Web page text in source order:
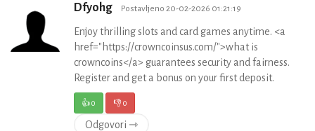
Dfyohg Postavljeno 20-02-2026 01:21:19
Enjoy thrilling slots and card games anytime. <a
href="https://crowncoinsus.com/">what is
crowncoins</a> guarantees security and fairness.
Register and get a bonus on your first deposit.
👍0 👎0
Odgovori ⇾